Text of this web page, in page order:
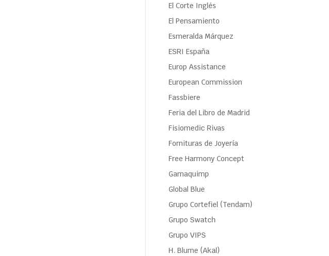
El Corte Inglés
El Pensamiento
Esmeralda Márquez
ESRI España
Europ Assistance
European Commission
Fassbiere
Feria del Libro de Madrid
Fisiomedic Rivas
Fornituras de Joyería
Free Harmony Concept
Gamaquimp
Global Blue
Grupo Cortefiel (Tendam)
Grupo Swatch
Grupo VIPS
H. Blume (Akal)